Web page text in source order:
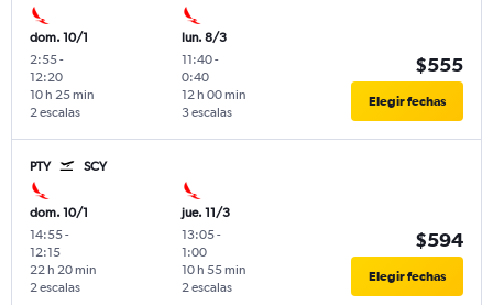
dom. 10/1
2:55-
12:20
2 escalas
10 h 25 min
lun. 8/3
11:40-
0:40
3 escalas
12 h 00 min
$555
Elegir fechas
PTY SCY
dom. 10/1
14:55-
12:15
2 escalas
22 h 20 min
jue. 11/3
13:05-
1:00
2 escalas
10 h 55 min
$594
Elegir fechas